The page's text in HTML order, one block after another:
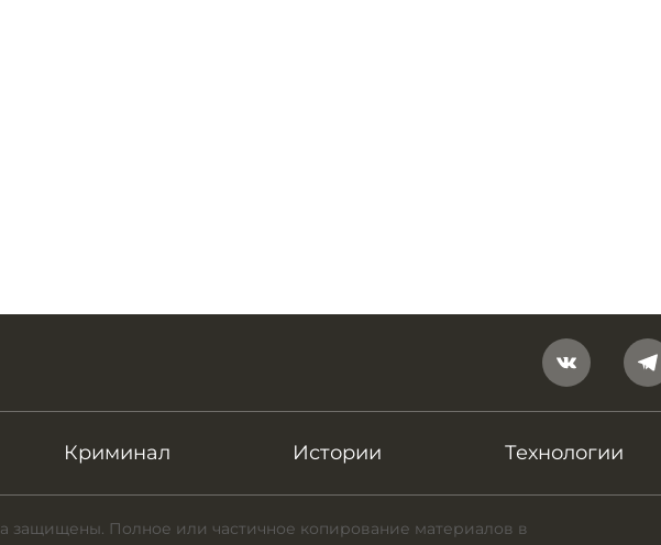
Криминал Истории Технологии
защищены. Полное или частичное копирование материалов в